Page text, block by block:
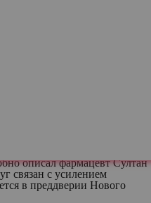
помимо новогоднего
и немало проблем.
большинства этап
декабря люди постепенно
и гирлянды, смахивая с
квартире. Однако мало
риски того, что вместе с
все условия для плохого
«синдроме
описал фармацевт Султан
связан с усилением
в преддверии Нового